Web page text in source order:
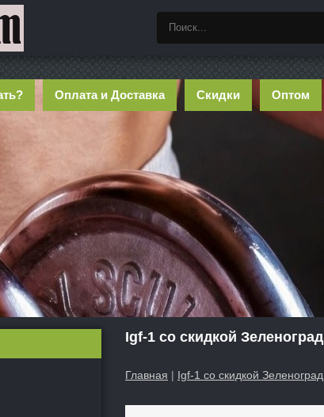
Оплата и Доставка Скидки Оптом
Igf-1 со скидкой Зеленоград
Главная | Igf-1 со скидкой Зеленоград